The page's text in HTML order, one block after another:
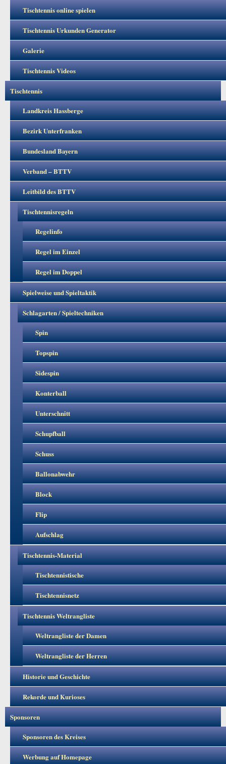
Tischtennis online spielen
Tischtennis Urkunden Generator
Galerie
Tischtennis Videos
Tischtennis
Landkreis Hassberge
Bezirk Unterfranken
Bundesland Bayern
Verband – BTTV
Leitbild des BTTV
Tischtennisregeln
Regelinfo
Regel im Einzel
Regel im Doppel
Spielweise und Spieltaktik
Schlagarten / Spieltechniken
Spin
Topspin
Sidespin
Konterball
Unterschnitt
Schupfball
Schuss
Ballonabwehr
Block
Flip
Aufschlag
Tischtennis-Material
Tischtennistische
Tischtennisnetz
Tischtennis Weltrangliste
Weltrangliste der Damen
Weltrangliste der Herren
Historie und Geschichte
Rekorde und Kurioses
Sponsoren
Sponsoren des Kreises
Werbung auf Homepage